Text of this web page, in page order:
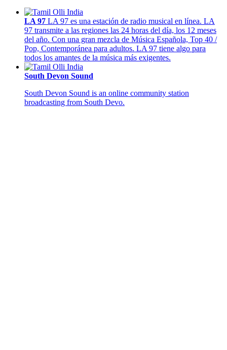
LA 97 LA 97 es una estación de radio musical en línea. LA
97 transmite a las regiones las 24 horas del día, los 12 meses
del año. Con una gran mezcla de Música Española, Top 40 /
Pop, Contemporánea para adultos. LA 97 tiene algo para
todos los amantes de la música más exigentes.
South Devon Sound
South Devon Sound is an online community station
broadcasting from South Devo.